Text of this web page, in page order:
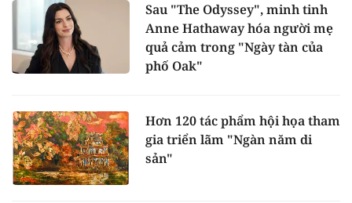
Sau "The Odyssey", minh tinh
Anne Hathaway hóa người mẹ
quả cảm trong "Ngày tàn của
phố Oak"
Hơn 120 tác phẩm hội họa tham
gia triển lãm "Ngàn năm di
sản"